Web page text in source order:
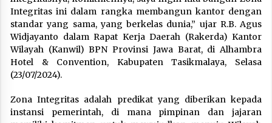
Integritas ini dalam rangka membangun kantor dengan
standar yang sama, yang berkelas dunia,” ujar R.B. Agus
Widjayanto dalam Rapat Kerja Daerah (Rakerda) Kantor
Wilayah (Kanwil) BPN Provinsi Jawa Barat, di Alhambra
Hotel & Convention, Kabupaten Tasikmalaya, Selasa
(23/07/2024).
Zona Integritas adalah predikat yang diberikan kepada
instansi pemerintah, di mana pimpinan dan jajaran